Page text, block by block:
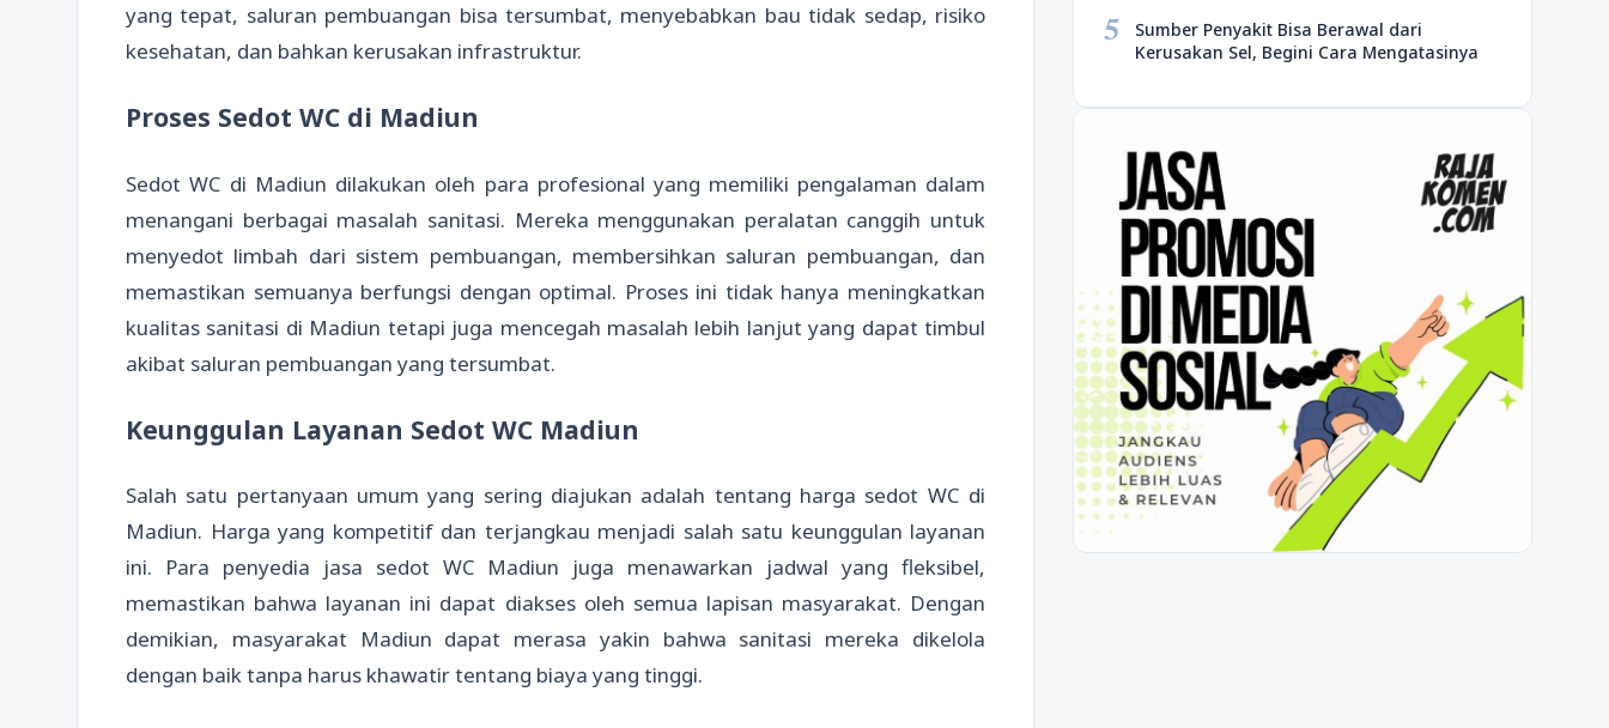
yang tepat, saluran pembuangan bisa tersumbat, menyebabkan bau tidak sedap, risiko
kesehatan, dan bahkan kerusakan infrastruktur.
Proses Sedot WC di Madiun
Sedot WC di Madiun dilakukan oleh para profesional yang memiliki pengalaman dalam
menangani berbagai masalah sanitasi. Mereka menggunakan peralatan canggih untuk
menyedot limbah dari sistem pembuangan, membersihkan saluran pembuangan, dan
memastikan semuanya berfungsi dengan optimal. Proses ini tidak hanya meningkatkan
kualitas sanitasi di Madiun tetapi juga mencegah masalah lebih lanjut yang dapat timbul
akibat saluran pembuangan yang tersumbat.
Keunggulan Layanan Sedot WC Madiun
Salah satu pertanyaan umum yang sering diajukan adalah tentang harga sedot WC di
Madiun. Harga yang kompetitif dan terjangkau menjadi salah satu keunggulan layanan
ini. Para penyedia jasa sedot WC Madiun juga menawarkan jadwal yang fleksibel,
memastikan bahwa layanan ini dapat diakses oleh semua lapisan masyarakat. Dengan
demikian, masyarakat Madiun dapat merasa yakin bahwa sanitasi mereka dikelola
dengan baik tanpa harus khawatir tentang biaya yang tinggi.
5
Sumber Penyakit Bisa Berawal dari
Kerusakan Sel, Begini Cara Mengatasinya